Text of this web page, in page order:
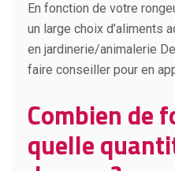
En fonction de votre
un large choix d’aliments
en jardinerie/animalerie
faire conseiller pour en
Combien de
quelle